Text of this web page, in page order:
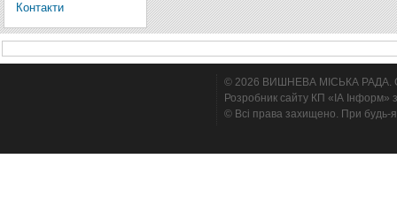
Контакти
© 2026 ВИШНЕВА МІСЬКА РАДА.
Розробник сайту КП «ІА Інформ»
© Всі права захищено. При будь-